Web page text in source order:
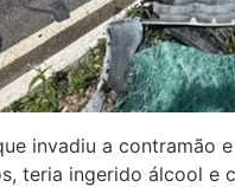
invadiu a
teria ingerido álcool e